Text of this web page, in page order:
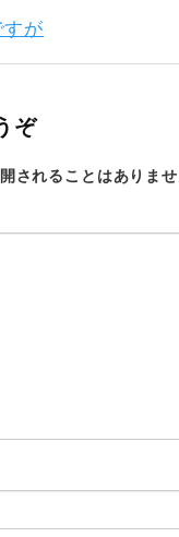
すが
ぞ
されることはありませ